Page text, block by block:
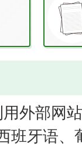
外部网
班牙语